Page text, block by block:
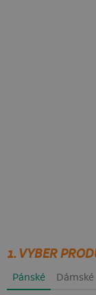
1. VYBER
Pánské Dámské